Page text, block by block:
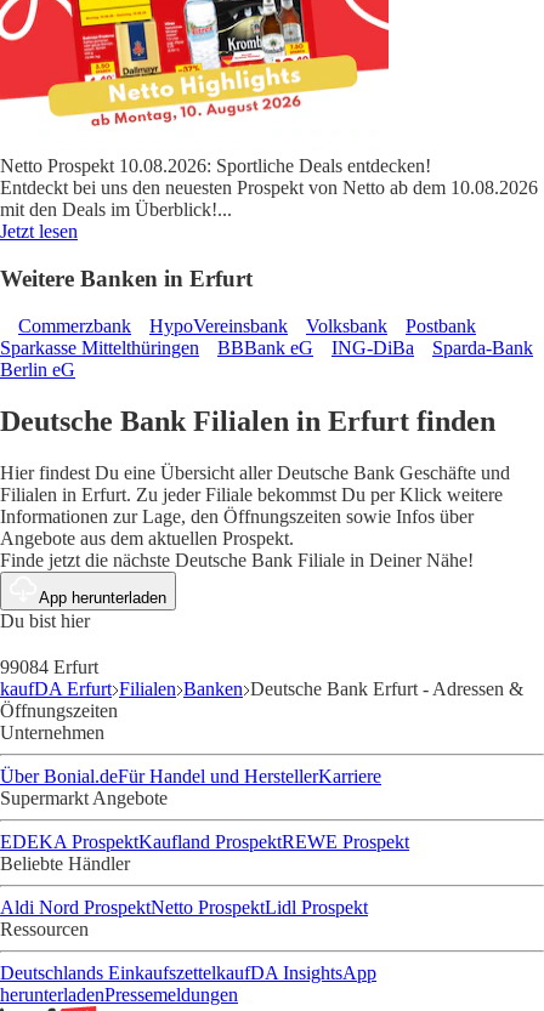
Netto Prospekt 10.08.2026: Sportliche Deals entdecken!
Entdeckt bei uns den neuesten Prospekt von Netto ab dem 10.08.2026
mit den Deals im Überblick!...
Jetzt lesen
Weitere Banken in Erfurt
Commerzbank HypoVereinsbank Volksbank
Postbank
Sparkasse Mittelthüringen
BBBank eG ING-DiBa
Sparda-Bank
Berlin eG
Deutsche Bank Filialen in Erfurt finden
Hier findest Du eine Übersicht aller Deutsche Bank Geschäfte und
Filialen in Erfurt. Zu jeder Filiale bekommst Du per Klick weitere
Informationen zur Lage, den Öffnungszeiten sowie Infos über
Angebote aus dem aktuellen Prospekt.
Finde jetzt die nächste Deutsche Bank Filiale in Deiner Nähe!
App herunterladen
Du bist hier
99084 Erfurt
kaufDA Erfurt Filialen Banken Deutsche Bank Erfurt - Adressen &
Öffnungszeiten
Unternehmen
Über Bonial.deFür Handel und HerstellerKarriere
Supermarkt Angebote
EDEKA ProspektKaufland ProspektREWE Prospekt
Beliebte Händler
Aldi Nord ProspektNetto ProspektLidl Prospekt
Ressourcen
Deutschlands EinkaufszettelkaufDA InsightsApp
herunterladenPressemeldungen